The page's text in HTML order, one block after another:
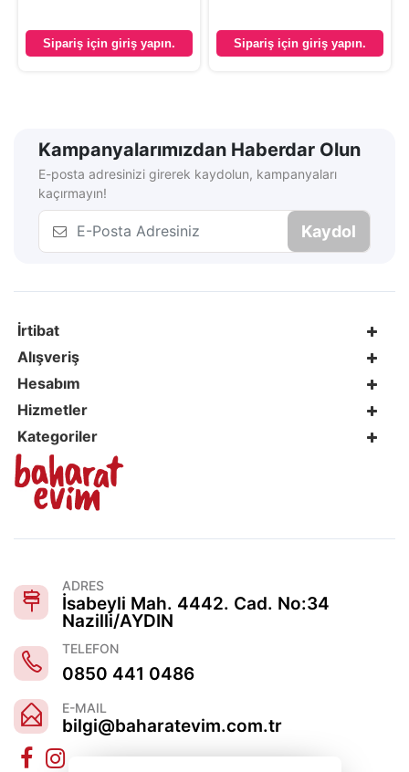
Sipariş için giriş yapın. Sipariş için giriş yapın.
Kampanyalarımızdan Haberdar Olun
E-posta adresinizi girerek kaydolun, kampanyaları
kaçırmayın!
Kaydol
İrtibat
Alışveriş
Hesabım
Hizmetler
Kategoriler
ADRES
İsabeyli Mah. 4442. Cad. No:34
Nazilli/AYDIN
TELEFON
0850 441 0486
E-MAIL
bilgi@baharatevim.com.tr